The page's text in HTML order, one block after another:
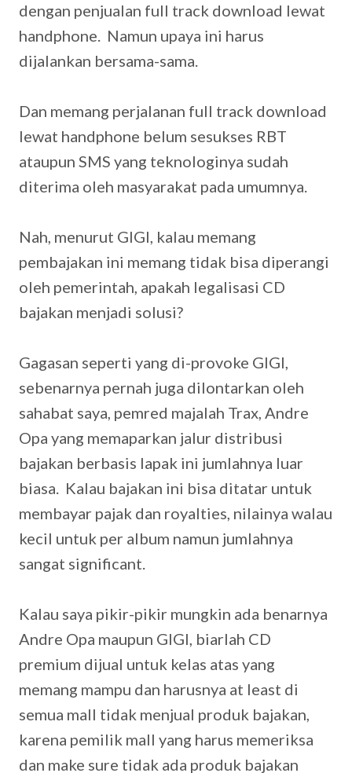
dengan penjualan full track download lewat
handphone. Namun upaya ini harus
dijalankan bersama-sama.
Dan memang perjalanan full track download
lewat handphone belum sesukses RBT
ataupun SMS yang teknologinya sudah
diterima oleh masyarakat pada umumnya.
Nah, menurut GIGI, kalau memang
pembajakan ini memang tidak bisa diperangi
oleh pemerintah, apakah legalisasi CD
bajakan menjadi solusi?
Gagasan seperti yang di-provoke GIGI,
sebenarnya pernah juga dilontarkan oleh
sahabat saya, pemred majalah Trax, Andre
Opa yang memaparkan jalur distribusi
bajakan berbasis lapak ini jumlahnya luar
biasa. Kalau bajakan ini bisa ditatar untuk
membayar pajak dan royalties, nilainya walau
kecil untuk per album namun jumlahnya
sangat significant.
Kalau saya pikir-pikir mungkin ada benarnya
Andre Opa maupun GIGI, biarlah CD
premium dijual untuk kelas atas yang
memang mampu dan harusnya at least di
semua mall tidak menjual produk bajakan,
karena pemilik mall yang harus memeriksa
dan make sure tidak ada produk bajakan